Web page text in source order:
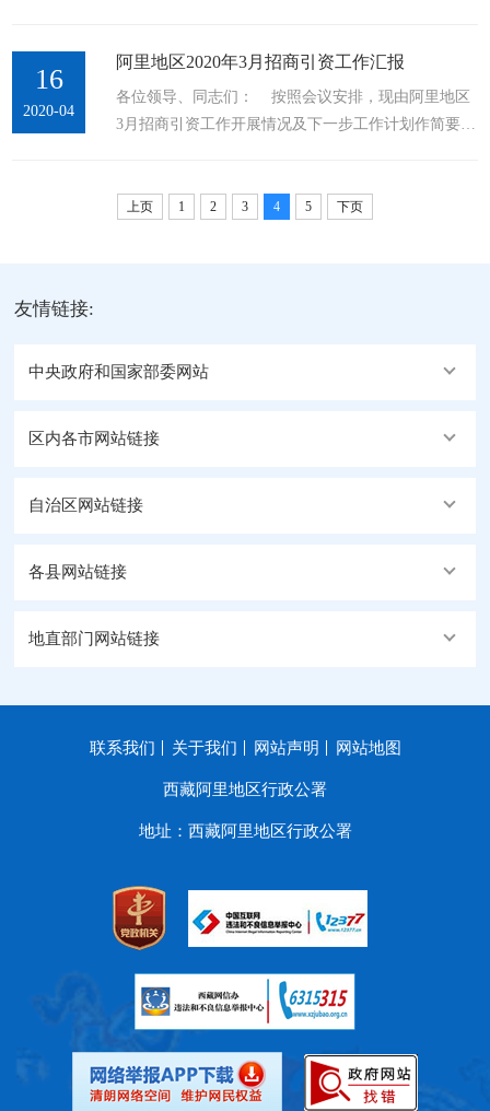
的函》文件要求，我局认真总结阿里地区2019年招商
引资统计工作，协调地区统计部门完善固定资产投资
完成情况说明，提供2019年招商引资项目入库情况
16
2020-04
阿里地区2020年3月招商引资工作汇报
​各位领导、同志们： 按照会议安排，现由阿里地区
3月招商引资工作开展情况及下一步工作计划作简要汇
引资项目27个，项目总投资41.23亿元，其中：续建项
上页 1 2 3 4 5 下页
友情链接:
中央政府和国家部委网站
区内各市网站链接
自治区网站链接
各县网站链接
地直部门网站链接
联系我们 关于我们 网站声明 网站地图
西藏阿里地区行政公署
地址：西藏阿里地区行政公署